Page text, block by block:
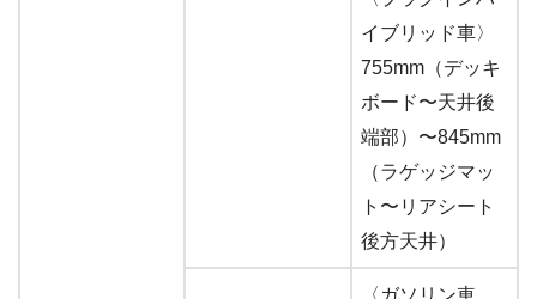
イブリッド車〉
755mm（デッキ
ボード〜天井後
端部）〜845mm
（ラゲッジマッ
ト〜リアシート
後方天井）
〈ガソリン車、